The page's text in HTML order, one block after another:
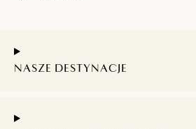
NASZE DESTYNACJE